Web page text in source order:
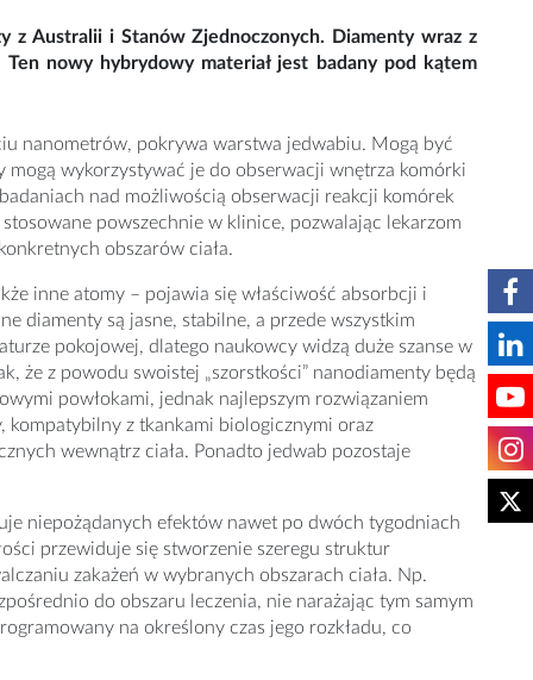
z Australii i Stanów Zjednoczonych. Diamenty wraz z
nowy hybrydowy materiał jest badany pod kątem
nanometrów, pokrywa warstwa jedwabiu. Mogą być
wykorzystywać je do obserwacji wnętrza komórki
nad możliwością obserwacji reakcji komórek
powszechnie w klinice, pozwalając lekarzom
obszarów ciała.
inne atomy – pojawia się właściwość absorbcji i
diamenty są jasne, stabilne, a przede wszystkim
pokojowej, dlatego naukowcy widzą duże szanse w
że z powodu swoistej „szorstkości” nanodiamenty będą
powłokami, jednak najlepszym rozwiązaniem
kompatybilny z tkankami biologicznymi oraz
wewnątrz ciała. Ponadto jedwab pozostaje
niepożądanych efektów nawet po dwóch tygodniach
przewiduje się stworzenie szeregu struktur
zakażeń w wybranych obszarach ciała. Np.
do obszaru leczenia, nie narażając tym samym
na określony czas jego rozkładu, co